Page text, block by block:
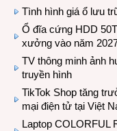
Tình hình giá ổ lưu
Ổ đĩa cứng HDD
xưởng vào năm
TV thông minh ảnh
truyền hình
TikTok Shop tăng
mại điện tử tại Việt
Laptop COLORFUL